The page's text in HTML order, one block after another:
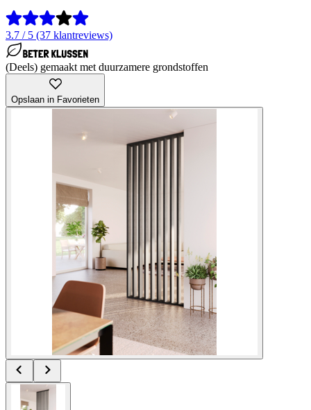
3.7 / 5 (37 klantreviews)
(Deels) gemaakt met duurzamere grondstoffen
Opslaan in Favorieten